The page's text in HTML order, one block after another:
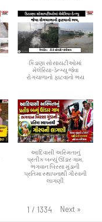
કિડાણા સોસાયટીઓમાં
મેલેરિયા-ડેન્ગ્યુ જેવા
રોગચાળાનો ફાટવાનો ભય
આદિવાસી અસ્મિતાનું
પ્રતીક બન્યું ઊંડાર ગામ,
ભગવાન બિરસા મુંડાની
પ્રતિમા સ્થાપનાથી ગૌરવની
લાગણી
1 / 1334 Next »